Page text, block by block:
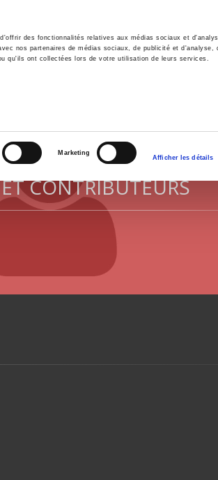
des fonctionnalités relatives aux médias sociaux et
nos partenaires de médias sociaux, de publicité et d'analyse,
qu'ils ont collectées lors de votre utilisation de leurs services.
Marketing
Afficher les détails
Histoire International
CONTRIBUTEURS